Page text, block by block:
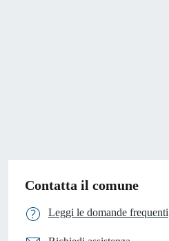
Contatta il comune
Leggi le domande frequenti